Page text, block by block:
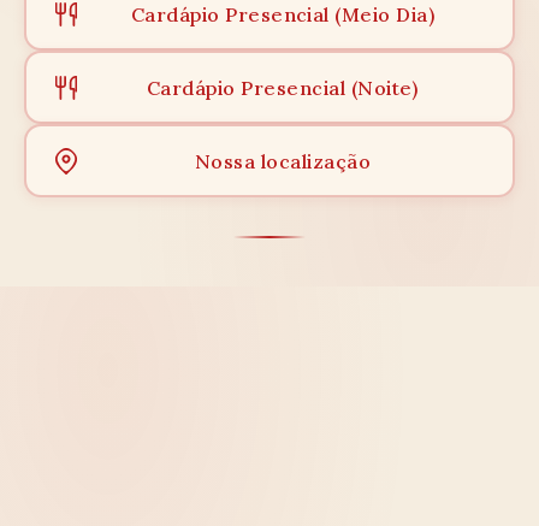
Cardápio Presencial (Meio Dia)
Cardápio Presencial (Noite)
Nossa localização